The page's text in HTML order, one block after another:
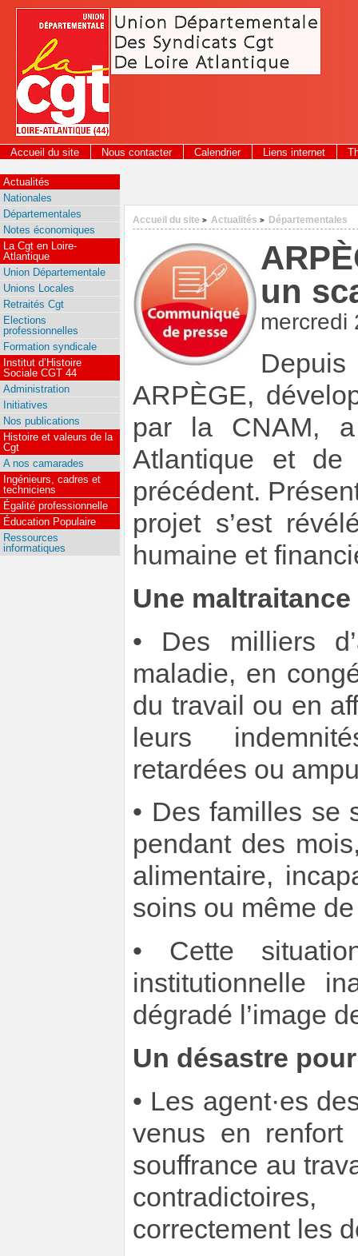
Panneau de gestion des cookies
Accueil du site Nous contacter Calendrier Liens internet
Accueil du site > Actualités > Départementales
un
mercredi
ARPÈGE,
par la CNAM,
Atlantique et
précédent.
projet s’est
humaine et
Une
• Des milliers
maladie, en
du travail ou en
leurs
retardées ou
• Des familles se
pendant des
alimentaire,
soins ou même
• Cette
institutionnelle
dégradé l’image
Un désastre
• Les agent·es
venus en renfort
souffrance au
correctement les
Actualités
Nationales
Départementales
Notes économiques
La Cgt en Loire-
Atlantique
Union Départementale
Unions Locales
Retraités Cgt
Elections
professionnelles
Formation syndicale
Institut d’Histoire
Sociale CGT 44
Administration
Initiatives
Nos publications
Histoire et valeurs de la
Cgt
A nos camarades
Ingénieurs, cadres et
techniciens
Égalité professionnelle
Éducation Populaire
Ressources
informatiques